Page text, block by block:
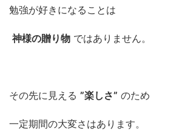
勉強が好きになることは
神様の贈り物 ではありません。
その先に見える ”楽しさ” のため
一定期間の大変さはあります。